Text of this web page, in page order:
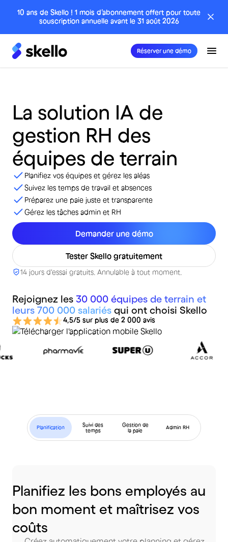
10 ans de Skello ! 1 mois d’abonnement offert pour toute
souscription annuelle avant le 31 août 2026
Réserver une démo
La solution IA de
gestion RH des
équipes de terrain
Planifiez vos équipes et gérez les aléas
Suivez les temps de travail et absences
Préparez une paie juste et transparente
Gérez les tâches admin et RH
Demander une démo
Tester Skello gratuitement
14 jours d'essai gratuits. Annulable à tout moment.
Rejoignez les 30 000 équipes de terrain et
leurs 700 000 salariés qui ont choisi Skello
4,5/5 sur plus de 2 000 avis
Planification
Suivi des
temps
Gestion de
la paie
Admin RH
Planifiez les bons employés au
bon moment et maîtrisez vos
coûts